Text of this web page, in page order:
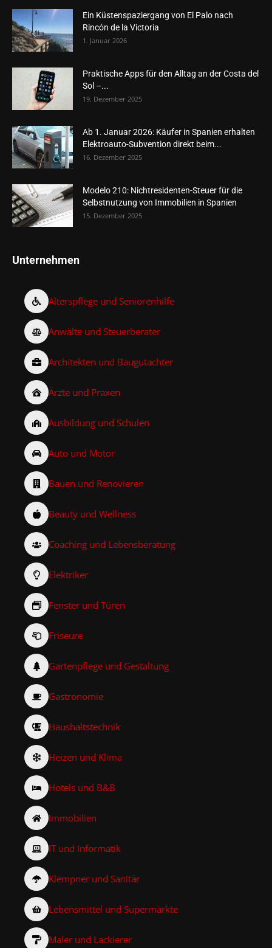
Ein Küstenspaziergang von El Palo nach
Rincón de la Victoria
1. Januar 2026
Praktische Apps für den Alltag an der Costa del
Sol –...
19. Dezember 2025
Ab 1. Januar 2026: Käufer in Spanien erhalten
Elektroauto-Subvention direkt beim...
16. Dezember 2025
Modelo 210: Nichtresidenten-Steuer für die
Selbstnutzung von Immobilien in Spanien
15. Dezember 2025
Unternehmen
Alterspflege und Seniorenhilfe
Anwälte und Steuerberater
Architekten und Baugutachter
Ärzte und Praxen
Ausbildung und Schulen
Auto und Motor
Bauen und Renovieren
Beauty und Wellness
Coaching und Lebensberatung
Elektriker
Fenster und Türen
Friseure
Gartenpflege und Gestaltung
Gastronomie
Haushaltstechnik
Heizen und Klima
Hotels und B&B
Immobilien
IT und Informatik
Klempner und Sanitär
Lebensmittel und Supermärkte
Maler und Lackierer